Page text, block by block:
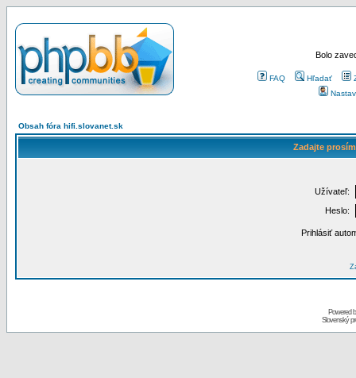
Bolo
FAQ Hľadať
Obsah fóra hifi.slovanet.sk
Zadajte
Užívateľ:
Heslo:
Prihlásiť
Powered
Slovenský